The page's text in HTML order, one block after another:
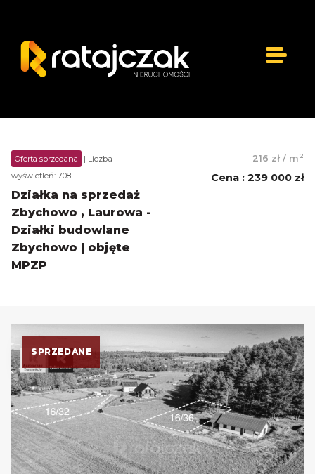
Oferta sprzedana
| Liczba
wyświetleń: 708
Działka na sprzedaż
Zbychowo , Laurowa -
Działki budowlane
Zbychowo | objęte
MPZP
216 zł / m2
Cena : 239 000 zł
SPRZEDANE